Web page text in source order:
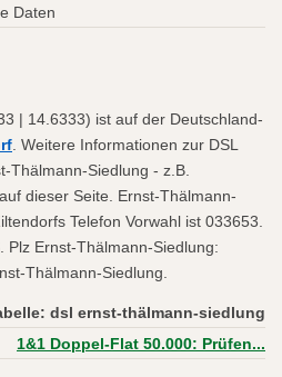
Daten
| 14.6333) ist auf der Deutschland-
. Weitere Informationen zur DSL
Thälmann-Siedlung - z.B.
dieser Seite. Ernst-Thälmann-
Telefon Vorwahl ist 033653.
Plz Ernst-Thälmann-Siedlung:
Thälmann-Siedlung.
dsl ernst-thälmann-siedlung
1&1 Doppel-Flat 50.000: Prüfen...